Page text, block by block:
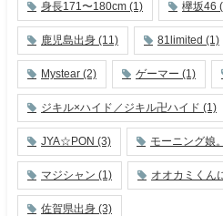
身長171〜180cm (1) 欅坂46
鹿児島出身 (11) 81limited (1)
Mystear (2) ゲーマー (1)
ジキル×ハイド／ジキル卍ハイド (1)
JYA☆PON (3) モーニング娘。
マジシャン (1) オオカミくん
佐賀県出身 (3)